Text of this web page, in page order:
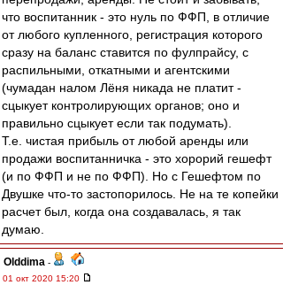
что воспитанник - это нуль по ФФП, в отличие
от любого купленного, регистрация которого
сразу на баланс ставится по фулпрайсу, с
распильными, откатными и агентскими
(чумадан налом Лёня никада не платит -
сцыкует контролирующих органов; оно и
правильно сцыкует если так подумать).
Т.е. чистая прибыль от любой аренды или
продажи воспитанничка - это хорорий гешефт
(и по ФФП и не по ФФП). Но с Гешефтом по
Двушке что-то застопорилось. Не на те копейки
расчет был, когда она создавалась, я так
думаю.
Olddima -
01 окт 2020 15:20